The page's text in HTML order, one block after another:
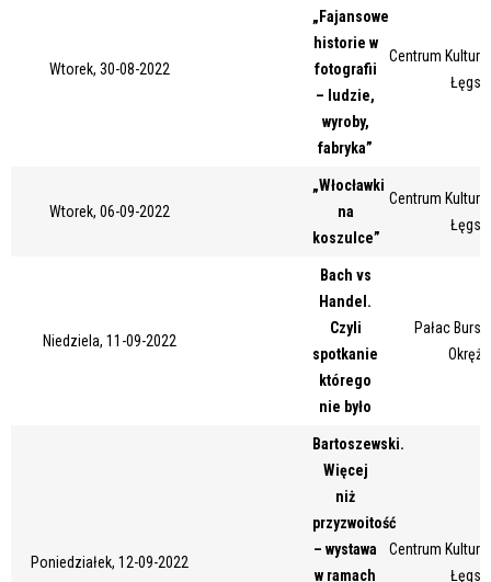
Organizator
Wtorek, 30-08-2022
„Fajansowe
historie w
fotografii
– ludzie,
wyroby,
fabryka”
Centrum Kultury
Wtorek, 06-09-2022
„Włocławki
na
koszulce”
Centrum Kultury
Niedziela, 11-09-2022
Bach vs
Handel.
Czyli
spotkanie
którego
nie było
Pałac
Poniedziałek, 12-09-2022
Bartoszewski.
Więcej
niż
przyzwoitość
– wystawa
w ramach
Centrum Kultury